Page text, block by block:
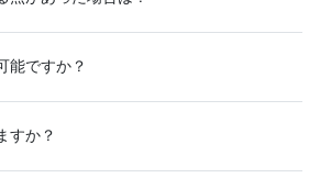
能ですか？
すか？